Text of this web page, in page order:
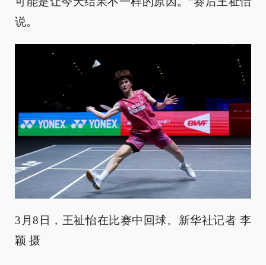
说。
3月8日，王祉怡在比赛中回球。新华社记者 李
颖 摄